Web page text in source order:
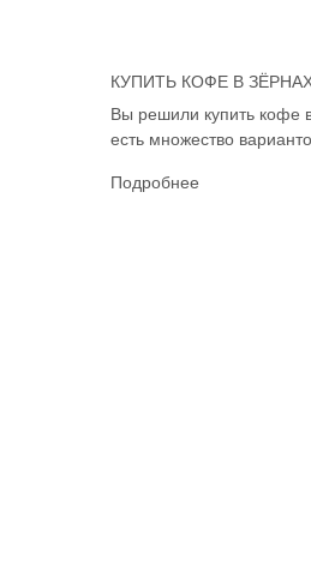
КУПИТЬ КОФЕ В
Вы решили купить кофе
есть множество
Подробнее